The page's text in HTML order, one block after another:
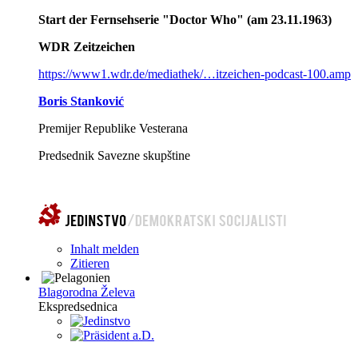
Start der Fernsehserie "Doctor Who" (am 23.11.1963)
WDR Zeitzeichen
https://www1.wdr.de/mediathek/…itzeichen-podcast-100.amp
Boris Stanković
Premijer Republike Vesterana
Predsednik Savezne skupštine
Inhalt melden
Zitieren
Blagorodna Želeva
Ekspredsednica